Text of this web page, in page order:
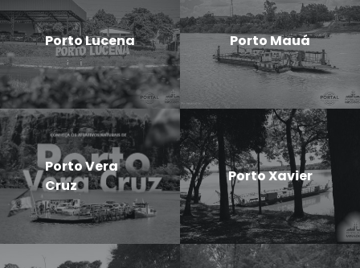
Porto Lucena Porto Mauá
Porto Vera
Cruz
Porto Xavier